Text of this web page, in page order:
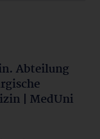
Abteilung
| MedUni